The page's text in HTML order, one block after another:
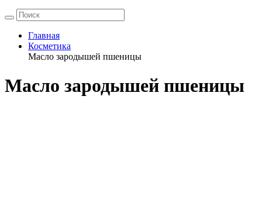
Главная
Косметика
Масло зародышей пшеницы
Масло зародышей пшеницы